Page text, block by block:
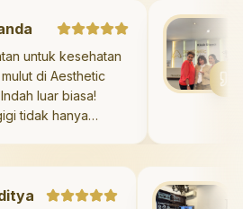
untuk kesehatan
mulut di Aesthetic
Indah luar biasa!
gigi tidak hanya
perawatan yang
saya mengenai